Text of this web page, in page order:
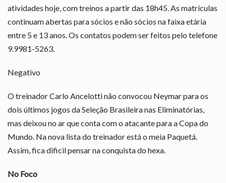
atividades hoje, com treinos a partir das 18h45. As matrículas
continuam abertas para sócios e não sócios na faixa etária
entre 5 e 13 anos. Os contatos podem ser feitos pelo telefone
9.9981-5263.
Negativo
O treinador Carlo Ancelotti não convocou Neymar para os
dois últimos jogos da Seleção Brasileira nas Eliminatórias,
mas deixou no ar que conta com o atacante para a Copa do
Mundo. Na nova lista do treinador está o meia Paquetá.
Assim, fica dificil pensar na conquista do hexa.
No Foco